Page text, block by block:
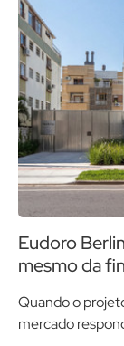
Eudoro
mesmo da
Quando o
mercado